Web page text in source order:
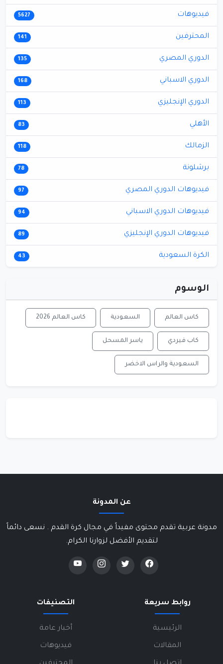
فيديوهات 5627
المحترفين 141
الدوري المصري 135
الدوري الاسباني 168
الدوري الإنجليزي 113
الأهلي 83
الزمالك 118
برشلونة 78
فيديوهات الدوري المصري 97
فيديوهات الدوري الاسباني 94
فيديوهات الدوري الإنجليزي 89
الكرة السعودية 43
الوسوم
كاس العالم السعودية كاس العالم 2026
كاب فيردي ياسر المسحل
السعودية والراس الاخضر
عن المدونة
مدونة عربية تقدم محتوى مفيداً في مجال كرة القدم . نسعى دائماً
لتقديم الأفضل لزوارنا الكرام.
روابط سريعة
الرئيسية
المقالات
التصنيفات
أخبار عامة
فيديوهات